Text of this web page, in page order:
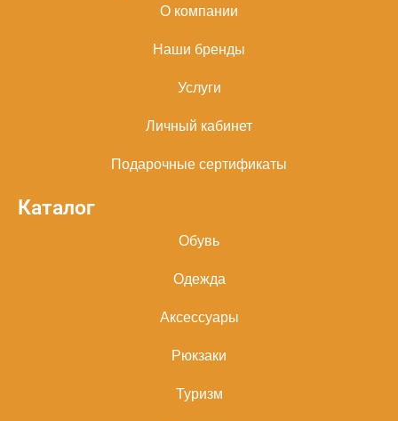
О компании
Наши бренды
Услуги
Личный кабинет
Подарочные сертификаты
Каталог
Обувь
Одежда
Аксессуары
Рюкзаки
Туризм